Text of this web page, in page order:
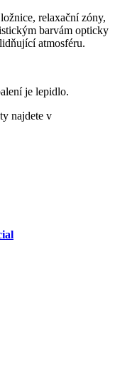
relaxační zóny,
barvám opticky
atmosféru.
je lepidlo.
najdete v